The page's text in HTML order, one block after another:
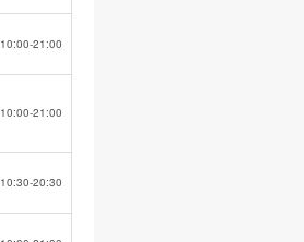
10:00-21:00
10:00-21:00
10:30-20:30